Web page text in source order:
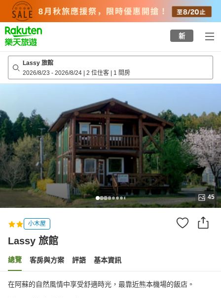
top
page
新
Lassy 旅館
2026/8/23 - 2026/8/24 | 2 位住客 | 1 間房
45
小木屋
Lassy 旅館
總覽 客房與方案 評語 基本資訊
在阿蘇的自然風情中享受舒適時光，最靠近熊本機場的飯店。